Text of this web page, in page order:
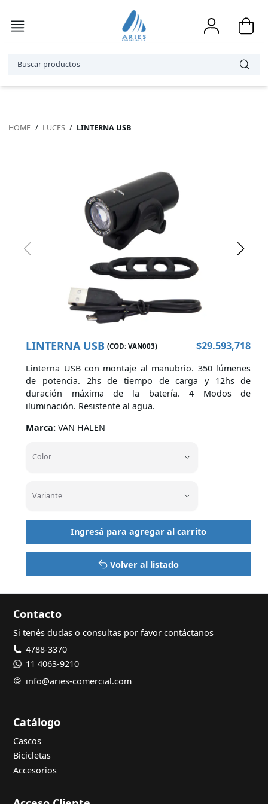
Accesorios
Bicicletas
Marcas
HOME / LUCES / LINTERNA USB
LINTERNA USB (COD: VAN003) $29.593,718
Linterna USB con montaje al manubrio. 350 lúmenes
de potencia. 2hs de tiempo de carga y 12hs de
duración máxima de la batería. 4 Modos de
iluminación. Resistente al agua.
Marca: VAN HALEN
Color
Variante
Ingresá para agregar al carrito
Volver al listado
Contacto
Si tenés dudas o consultas por favor contáctanos
4788-3370
11 4063-9210
info@aries-comercial.com
Catálogo
Cascos
Bicicletas
Accesorios